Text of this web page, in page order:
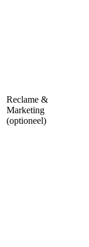
Reclame &
Marketing
(optioneel)